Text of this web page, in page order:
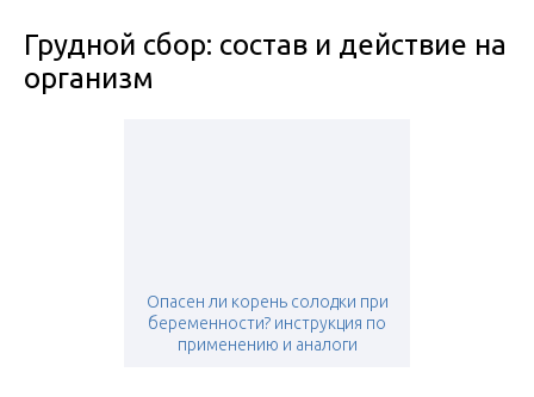
Грудной сбор: состав и действие на
организм
Опасен ли корень солодки при
беременности? инструкция по
применению и аналоги